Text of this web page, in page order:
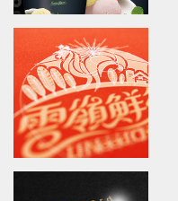
Ching Yuan tea
brand identity/logo
慈心淨源茶/品牌探索.識別/包
ireij Italy Gelato